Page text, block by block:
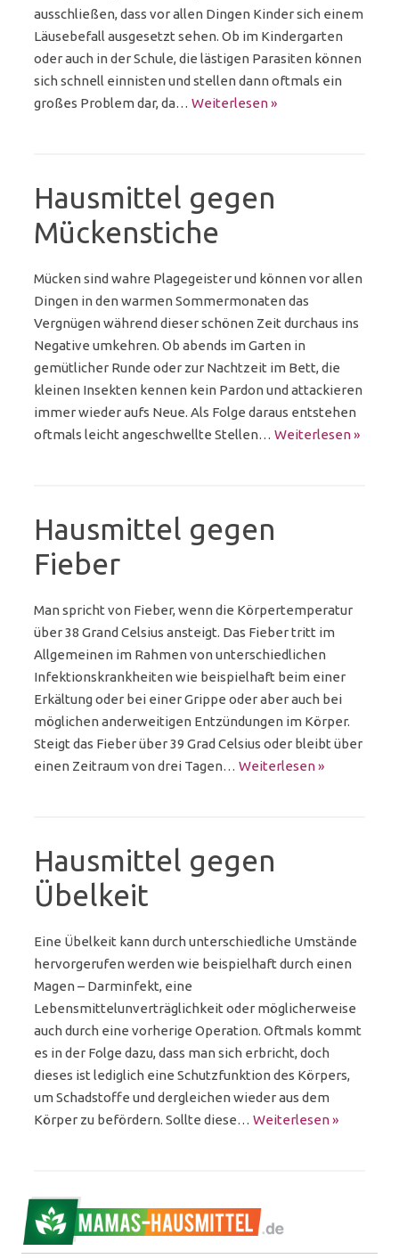
ausschließen, dass vor allen Dingen Kinder sich einem
Läusebefall ausgesetzt sehen. Ob im Kindergarten
oder auch in der Schule, die lästigen Parasiten können
sich schnell einnisten und stellen dann oftmals ein
großes Problem dar, da… Weiterlesen »
Hausmittel gegen
Mückenstiche
Mücken sind wahre Plagegeister und können vor allen
Dingen in den warmen Sommermonaten das
Vergnügen während dieser schönen Zeit durchaus ins
Negative umkehren. Ob abends im Garten in
gemütlicher Runde oder zur Nachtzeit im Bett, die
kleinen Insekten kennen kein Pardon und attackieren
immer wieder aufs Neue. Als Folge daraus entstehen
oftmals leicht angeschwellte Stellen… Weiterlesen »
Hausmittel gegen
Fieber
Man spricht von Fieber, wenn die Körpertemperatur
über 38 Grand Celsius ansteigt. Das Fieber tritt im
Allgemeinen im Rahmen von unterschiedlichen
Infektionskrankheiten wie beispielhaft beim einer
Erkältung oder bei einer Grippe oder aber auch bei
möglichen anderweitigen Entzündungen im Körper.
Steigt das Fieber über 39 Grad Celsius oder bleibt über
einen Zeitraum von drei Tagen… Weiterlesen »
Hausmittel gegen
Übelkeit
Eine Übelkeit kann durch unterschiedliche Umstände
hervorgerufen werden wie beispielhaft durch einen
Magen – Darminfekt, eine
Lebensmittelunverträglichkeit oder möglicherweise
auch durch eine vorherige Operation. Oftmals kommt
es in der Folge dazu, dass man sich erbricht, doch
dieses ist lediglich eine Schutzfunktion des Körpers,
um Schadstoffe und dergleichen wieder aus dem
Körper zu befördern. Sollte diese… Weiterlesen »